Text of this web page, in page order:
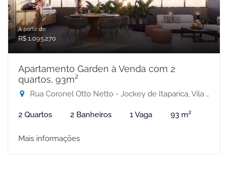
A partir de:
R$ 1.095.270
Apartamento Garden à Venda com 2
quartos, 93m²
Rua Coronel Otto Netto - Jockey de Itaparica, Vila Velha-ES
2 Quartos 2 Banheiros 1 Vaga 93 m²
Mais informações